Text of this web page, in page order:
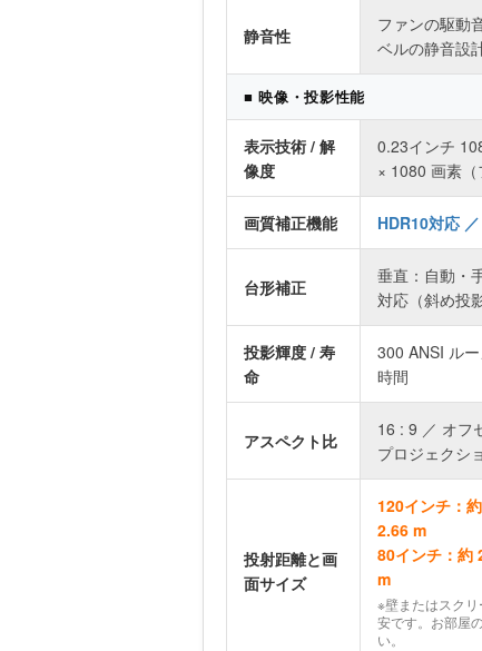
静音性
ファンの駆動
ベルの静音設計
■ 映像・投影性能
表示技術 / 解
像度
0.23インチ
× 1080 画素（
画質補正機能 HDR10対応
台形補正
垂直：自動・
対応（斜め投
投影輝度 / 寿
命
300 ANSI ル
時間
アスペクト比
16 : 9 ／ オフ
プロジェクシ
投射距離と画
面サイズ
120インチ：
2.66 m
80インチ：約
m
※壁またはスク
安です。お部屋
い。